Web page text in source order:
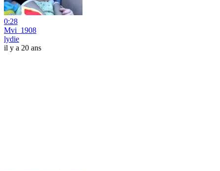
0:28
Mvi_1908
lydie
il y a 20 ans